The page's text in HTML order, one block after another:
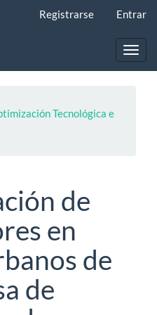
Registrarse Entrar
Tecnológica e
de
en
de
de